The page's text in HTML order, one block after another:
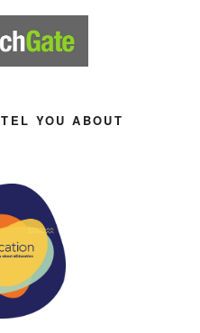
YOU ABOUT